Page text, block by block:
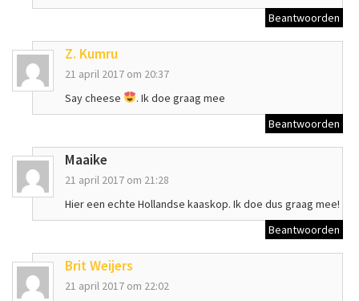
Beantwoorden
Z. Kumru
21 april 2017 om 20:37
Say cheese
. Ik doe graag mee
Beantwoorden
Maaike
21 april 2017 om 21:28
Hier een echte Hollandse kaaskop. Ik doe dus graag mee!
Beantwoorden
Brit Weijers
21 april 2017 om 22:02